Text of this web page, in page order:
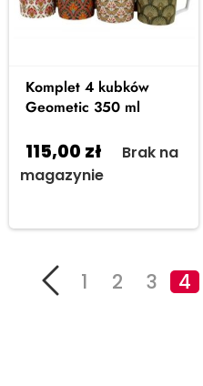
Komplet 4 kubków
Geometic 350 ml
115,00 zł
Brak na
magazynie
1 2 3 4